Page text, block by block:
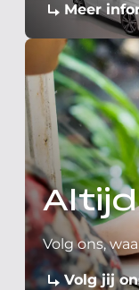
Meer
Volg ons,
Volg jij